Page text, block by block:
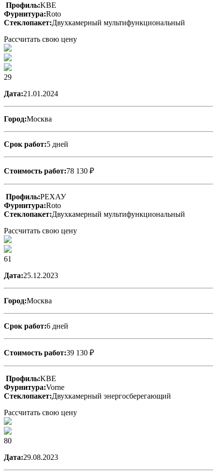
Профиль:KBE
Фурнитура:Roto
Стеклопакет:Двухкамерный мультифункциональный
Рассчитать свою цену
29
Дата:21.01.2024
Город:Москва
Срок работ:5 дней
Стоимость работ:78 130 ₽
Профиль:РЕХАУ
Фурнитура:Roto
Стеклопакет:Двухкамерный мультифункциональный
Рассчитать свою цену
61
Дата:25.12.2023
Город:Москва
Срок работ:6 дней
Стоимость работ:39 130 ₽
Профиль:KBE
Фурнитура:Vorne
Стеклопакет:Двухкамерный энергосберегающий
Рассчитать свою цену
80
Дата:29.08.2023